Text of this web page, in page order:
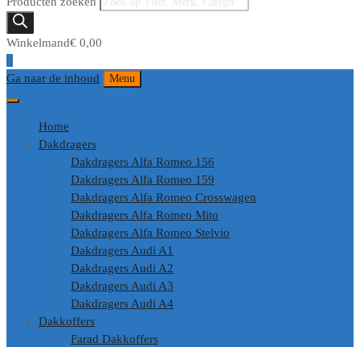
Winkelmand€ 0,00
0
Ga naar de inhoud
Menu
Home
Dakdragers
Dakdragers Alfa Romeo 156
Dakdragers Alfa Romeo 159
Dakdragers Alfa Romeo Crosswagen
Dakdragers Alfa Romeo Mito
Dakdragers Alfa Romeo Stelvio
Dakdragers Audi A1
Dakdragers Audi A2
Dakdragers Audi A3
Dakdragers Audi A4
Dakkoffers
Farad Dakkoffers